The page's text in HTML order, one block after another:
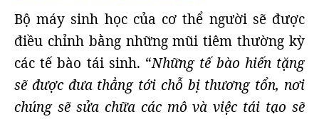
Bộ máy sinh học của cơ thể người sẽ được
điều chỉnh bằng những mũi tiêm thường kỳ
các tế bào tái sinh. “Những tế bào hiến tặng
sẽ được đưa thẳng tới chỗ bị thương tổn, nơi
chúng sẽ sửa chữa các mô và việc tái tạo sẽ